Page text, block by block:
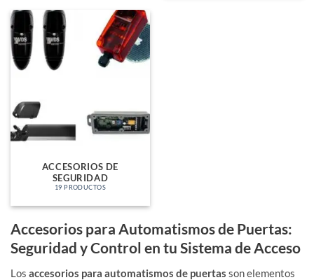
ACCESORIOS DE
SEGURIDAD
19 PRODUCTOS
Accesorios para Automatismos de Puertas:
Seguridad y Control en tu Sistema de Acceso
Los accesorios para automatismos de puertas son elementos